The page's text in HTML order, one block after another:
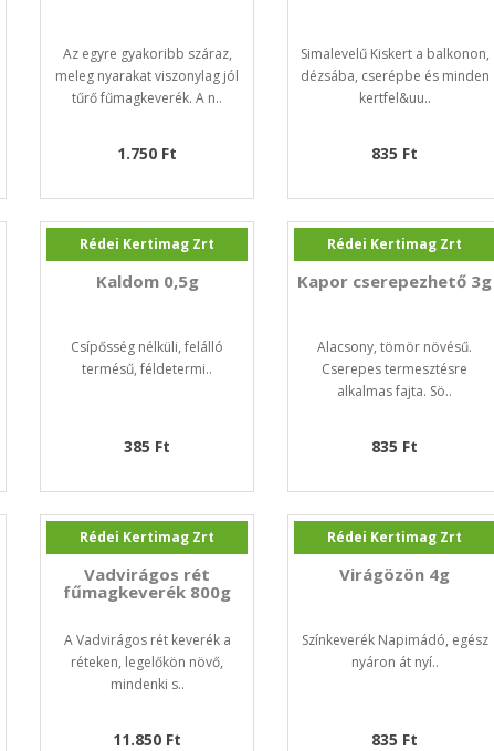
Az egyre gyakoribb száraz,
meleg nyarakat viszonylag jól
tűrő fűmagkeverék. A n..
1.750 Ft
Simalevelű Kiskert a balkonon,
dézsába, cserépbe és minden
kertfel&uu..
835 Ft
Rédei Kertimag Zrt
Kaldom 0,5g
Csípősség nélküli, felálló
termésű, féldetermi..
385 Ft
Rédei Kertimag Zrt
Kapor cserepezhető 3g
Alacsony, tömör növésű.
Cserepes termesztésre
alkalmas fajta. Sö..
835 Ft
Rédei Kertimag Zrt
Vadvirágos rét
fűmagkeverék 800g
A Vadvirágos rét keverék a
réteken, legelőkön növő,
mindenki s..
11.850 Ft
Rédei Kertimag Zrt
Virágözön 4g
Színkeverék Napimádó, egész
nyáron át nyí..
835 Ft